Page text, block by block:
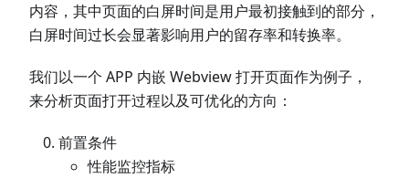
内容，其中页面的白屏时间是用户最初接触到的部分，
白屏时间过长会显著影响用户的留存率和转换率。
我们以一个 APP 内嵌 Webview 打开页面作为例子，
来分析页面打开过程以及可优化的方向：
前置条件
性能监控指标